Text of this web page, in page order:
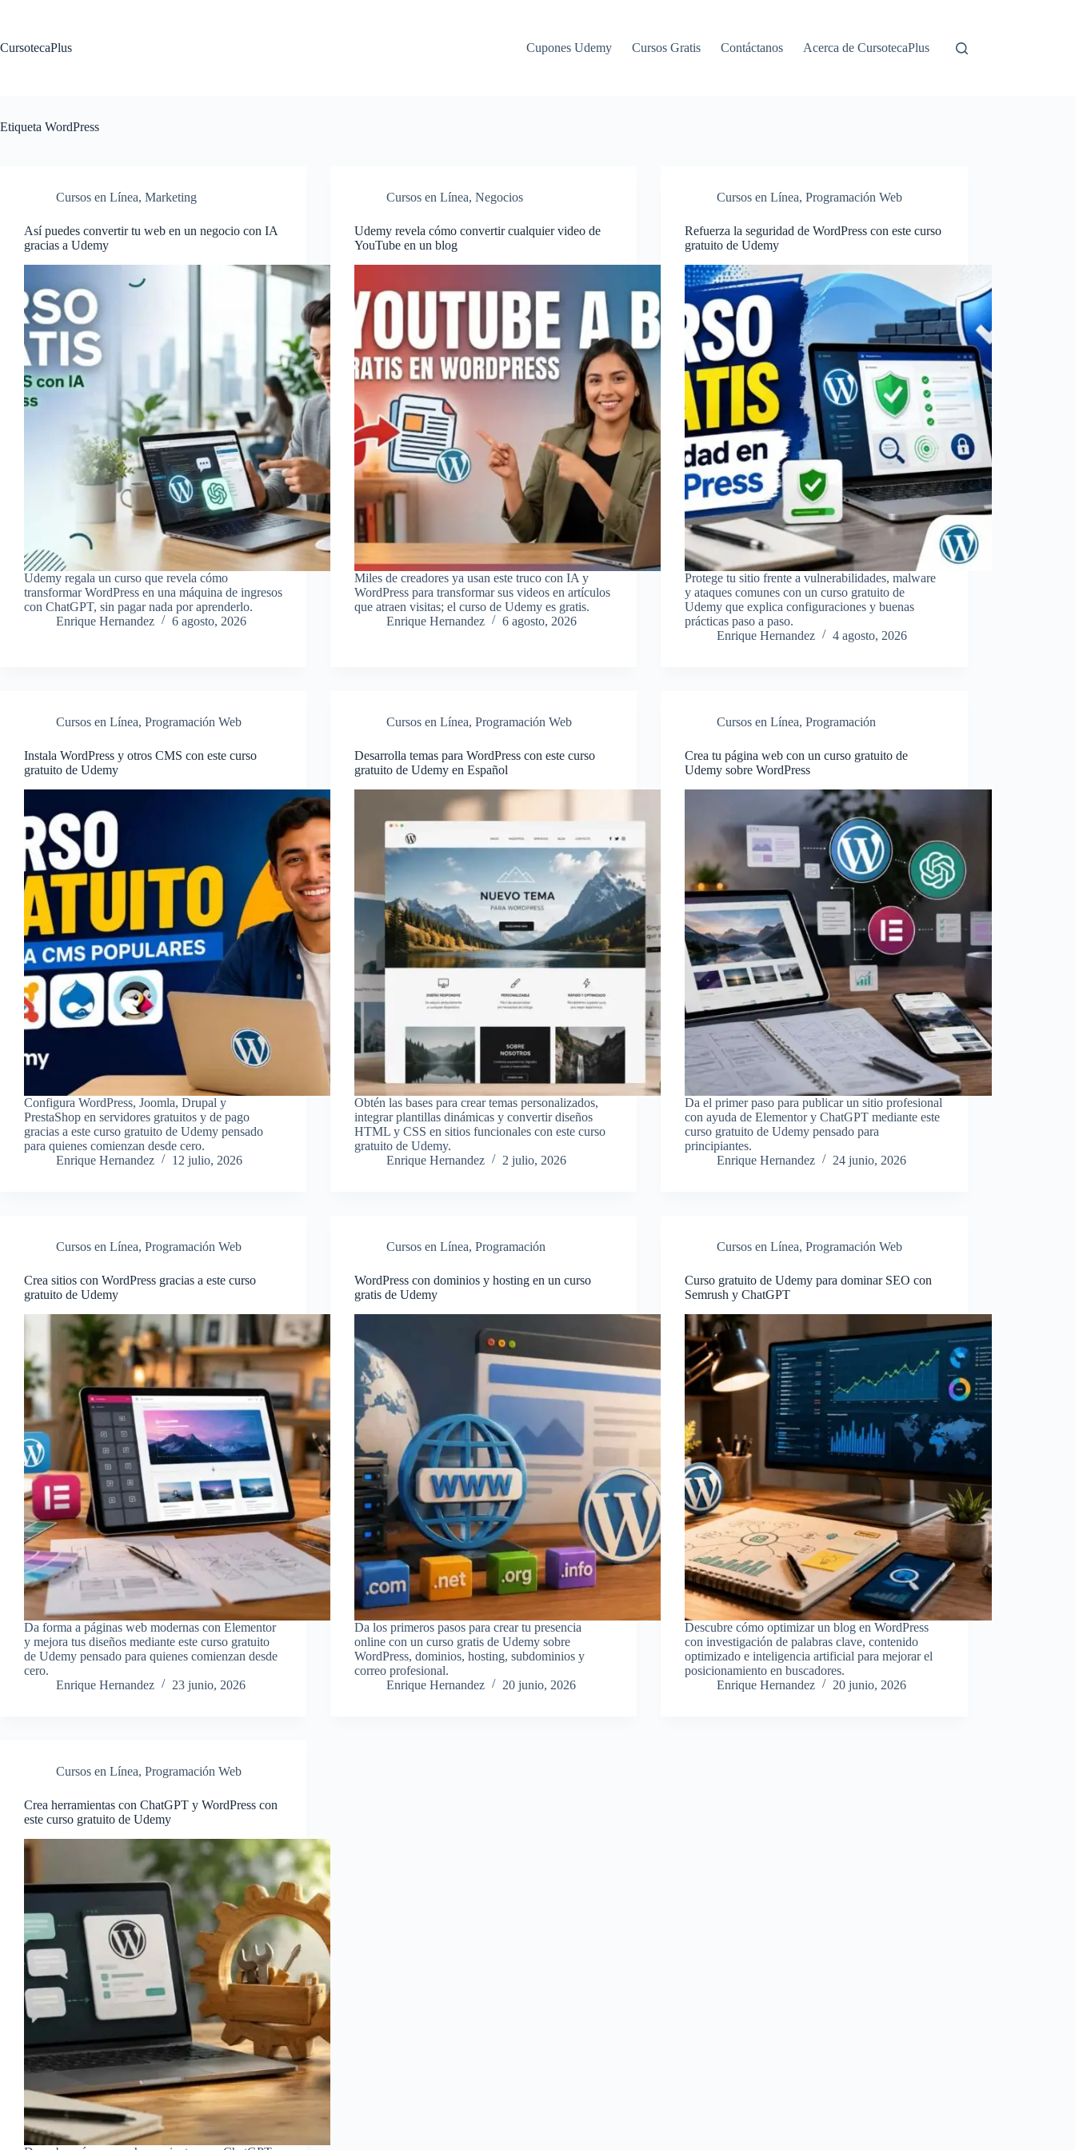
CursotecaPlus
Cupones Udemy Cursos Gratis Contáctanos Acerca de CursotecaPlus
Etiqueta WordPress
Cursos en Línea, Marketing
Así puedes convertir tu web en un negocio con IA
gracias a Udemy
Udemy regala un curso que revela cómo
transformar WordPress en una máquina de ingresos
con ChatGPT, sin pagar nada por aprenderlo.
Enrique Hernandez
6 agosto, 2026
Cursos en Línea,Negocios
Udemy revela cómo convertir cualquier video de
YouTube en un blog
Miles de creadores ya usan este truco con IA y
WordPress para transformar sus videos en artículos
que atraen visitas; el curso de Udemy es gratis.
Enrique Hernandez
6 agosto, 2026
Cursos en Línea,Programación Web
Refuerza la seguridad de WordPress con este curso
gratuito de Udemy
Protege tu sitio frente a vulnerabilidades, malware
y ataques comunes con un curso gratuito de
Udemy que explica configuraciones y buenas
prácticas paso a paso.
Enrique Hernandez
4 agosto, 2026
Cursos en Línea, Programación Web
Instala WordPress y otros CMS con este curso
gratuito de Udemy
Configura WordPress, Joomla, Drupal y
PrestaShop en servidores gratuitos y de pago
gracias a este curso gratuito de Udemy pensado
para quienes comienzan desde cero.
Enrique Hernandez
12 julio, 2026
Cursos en Línea,Programación Web
Desarrolla temas para WordPress con este curso
gratuito de Udemy en Español
Obtén las bases para crear temas personalizados,
integrar plantillas dinámicas y convertir diseños
HTML y CSS en sitios funcionales con este curso
gratuito de Udemy.
Enrique Hernandez
2 julio, 2026
Cursos en Línea,Programación
Crea tu página web con un curso gratuito de
Udemy sobre WordPress
Da el primer paso para publicar un sitio profesional
con ayuda de Elementor y ChatGPT mediante este
curso gratuito de Udemy pensado para
principiantes.
Enrique Hernandez
24 junio, 2026
Cursos en Línea, Programación Web
Crea sitios con WordPress gracias a este curso
gratuito de Udemy
Da forma a páginas web modernas con Elementor
y mejora tus diseños mediante este curso gratuito
de Udemy pensado para quienes comienzan desde
cero.
Enrique Hernandez
23 junio, 2026
Cursos en Línea,Programación
WordPress con dominios y hosting en un curso
gratis de Udemy
Da los primeros pasos para crear tu presencia
online con un curso gratis de Udemy sobre
WordPress, dominios, hosting, subdominios y
correo profesional.
Enrique Hernandez
20 junio, 2026
Cursos en Línea,Programación Web
Curso gratuito de Udemy para dominar SEO con
Semrush y ChatGPT
Descubre cómo optimizar un blog en WordPress
con investigación de palabras clave, contenido
optimizado e inteligencia artificial para mejorar el
posicionamiento en buscadores.
Enrique Hernandez
20 junio, 2026
Cursos en Línea, Programación Web
Crea herramientas con ChatGPT y WordPress con
este curso gratuito de Udemy